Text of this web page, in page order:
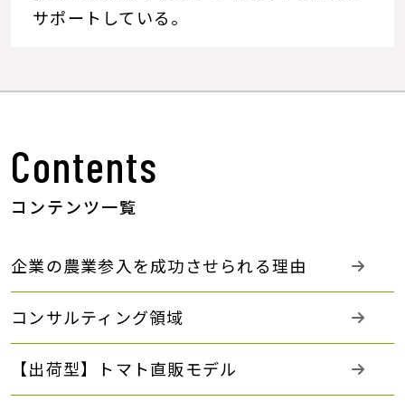
サポートしている。
Contents
コンテンツ一覧
企業の農業参入を成功させられる理由
コンサルティング領域
【出荷型】トマト直販モデル